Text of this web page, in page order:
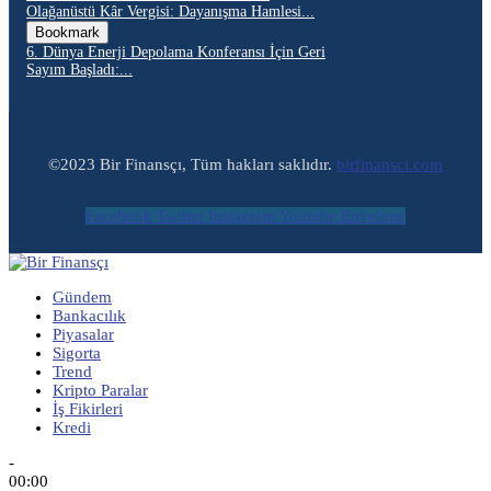
Olağanüstü Kâr Vergisi: Dayanışma Hamlesi...
Bookmark
6. Dünya Enerji Depolama Konferansı İçin Geri
Sayım Başladı:...
©2023 Bir Finansçı, Tüm hakları saklıdır. birfinansci.com
Facebook Twitter Instagram Youtube Envelope
Gündem
Bankacılık
Piyasalar
Sigorta
Trend
Kripto Paralar
İş Fikirleri
Kredi
-
00:00